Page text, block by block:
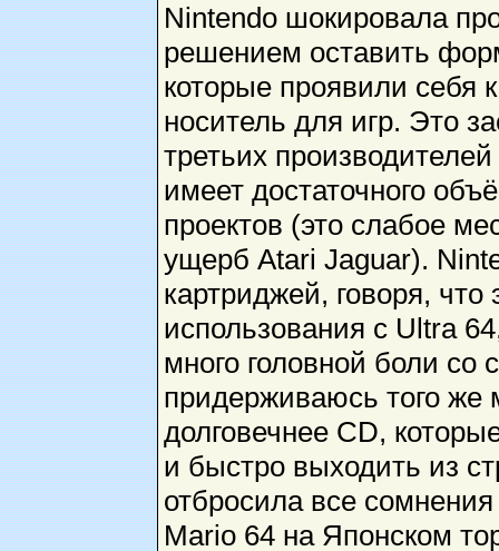
Nintendo шокировала
решением оставить
которые проявили себя
носитель для игр. Это
третьих
имеет достаточного
проектов (это слабое
ущерб Atari Jaguar).
картриджей, говоря,
использования с Ultra
много головной боли со
придерживаюсь того
долговечнее CD,
и быстро выходить из
отбросила все
Mario 64 на Японском